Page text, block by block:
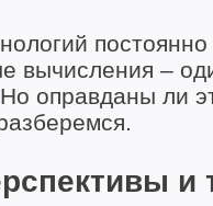
вычисления –
оправданы ли
и